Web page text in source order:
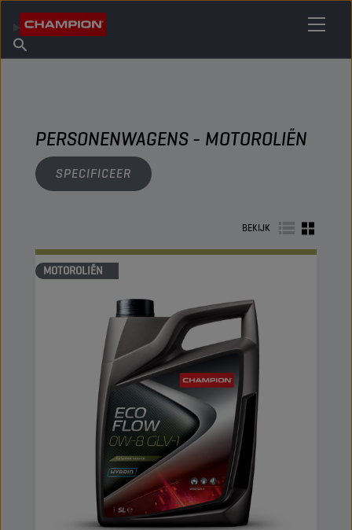
Over Champion
Vind een verkooppunt
PERSONENWAGENS - MOTOROLIËN
SPECIFICEER
BEKIJK
MOTOROLIËN